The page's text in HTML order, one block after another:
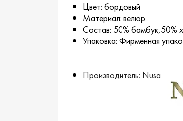
Цвет: бордовый
Материал: велюр
Состав: 50% бамбук,50%
Упаковка: Фирменная
Производитель: Nusa